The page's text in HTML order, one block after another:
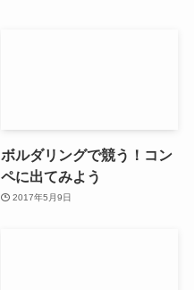
ボルダリングで競う！コン
ペに出てみよう
2017年5月9日